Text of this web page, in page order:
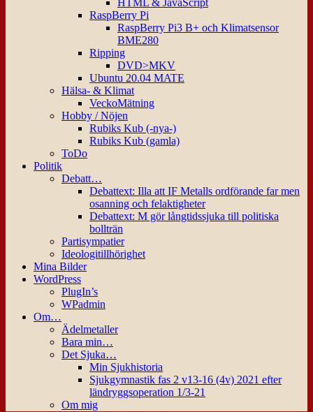
HTML & JavaScript
RaspBerry Pi
RaspBerry Pi3 B+ och Klimatsensor
BME280
Ripping
DVD>MKV
Ubuntu 20.04 MATE
Hälsa- & Klimat
VeckoMätning
Hobby / Nöjen
Rubiks Kub (-nya-)
Rubiks Kub (gamla)
ToDo
Politik
Debatt…
Debattext: Illa att IF Metalls ordförande far men
osanning och felaktigheter
Debattext: M gör långtidssjuka till politiska
bollträn
Partisympatier
Ideologitillhörighet
Mina Bilder
WordPress
PlugIn’s
WPadmin
Om…
Ädelmetaller
Bara min…
Det Sjuka…
Min Sjukhistoria
Sjukgymnastik fas 2 v13-16 (4v) 2021 efter
ländryggsoperation 1/3-21
Om mig